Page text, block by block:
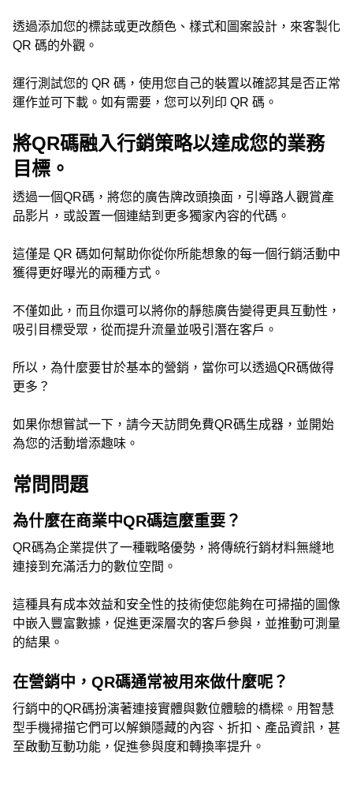
透過添加您的標誌或更改顏色、樣式和圖案設計，來客製化
QR 碼的外觀。
運行測試您的 QR 碼，使用您自己的裝置以確認其是否正常
運作並可下載。如有需要，您可以列印 QR 碼。
將QR碼融入行銷策略以達成您的業務
目標。
透過一個QR碼，將您的廣告牌改頭換面，引導路人觀賞產
品影片，或設置一個連結到更多獨家內容的代碼。
這僅是 QR 碼如何幫助你從你所能想象的每一個行銷活動中
獲得更好曝光的兩種方式。
不僅如此，而且你還可以將你的靜態廣告變得更具互動性，
吸引目標受眾，從而提升流量並吸引潛在客戶。
所以，為什麼要甘於基本的營銷，當你可以透過QR碼做得
更多？
如果你想嘗試一下，請今天訪問免費QR碼生成器，並開始
為您的活動增添趣味。
常問問題
為什麼在商業中QR碼這麼重要？
QR碼為企業提供了一種戰略優勢，將傳統行銷材料無縫地
連接到充滿活力的數位空間。
這種具有成本效益和安全性的技術使您能夠在可掃描的圖像
中嵌入豐富數據，促進更深層次的客戶參與，並推動可測量
的結果。
在營銷中，QR碼通常被用來做什麼呢？
行銷中的QR碼扮演著連接實體與數位體驗的橋樑。用智慧
型手機掃描它們可以解鎖隱藏的內容、折扣、產品資訊，甚
至啟動互動功能，促進參與度和轉換率提升。